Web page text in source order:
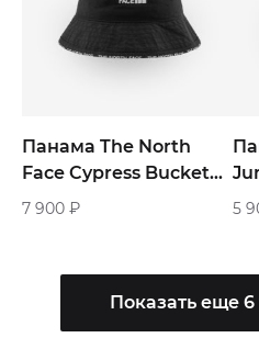
Панама The North
Face Cypress Bucket
Hat «Black»
7 900 ₽ 5
Показать еще 6